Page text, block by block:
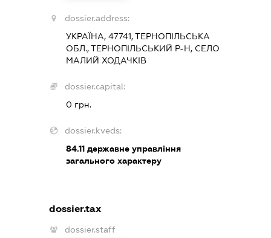
dossier.address:
УКРАЇНА, 47741, ТЕРНОПІЛЬСЬКА
ОБЛ., ТЕРНОПІЛЬСЬКИЙ Р-Н, СЕЛО
МАЛИЙ ХОДАЧКІВ
dossier.capital:
0 грн.
dossier.kveds:
84.11 державне управління
загального характеру
dossier.tax
dossier.staff